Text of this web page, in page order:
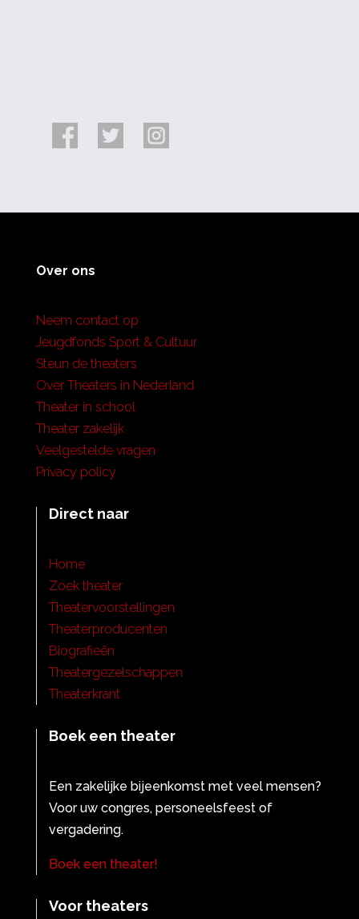
Over ons
Neem contact op
Jeugdfonds Sport & Cultuur
Steun de theaters
Over Theaters in Nederland
Theater in school
Theater zakelijk
Veelgestelde vragen
Privacy policy
Direct naar
Home
Zoek theater
Theatervoorstellingen
Theaterproducenten
Biografieën
Theatergezelschappen
Theaterkrant
Boek een theater
Een zakelijke bijeenkomst met veel mensen?
Voor uw congres, personeelsfeest of
vergadering.
Boek een theater!
Voor theaters